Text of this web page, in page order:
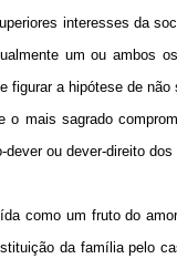
interesses da
um ou ambos
a hipótese de não
mais sagrado
ou dever-direito
como um fruto do
da família pelo